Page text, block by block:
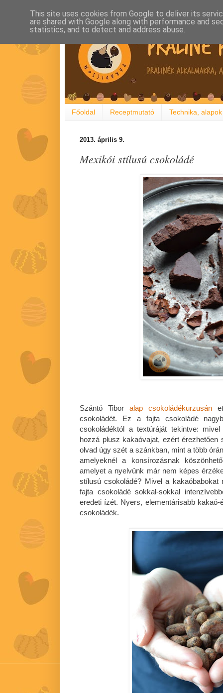
Főoldal Receptmutató Technika, alapok
2013. április 9.
Mexikói stílusú csokoládé
Szántó Tibor alap csokoládékurzusán
csokoládét. Ez a fajta csokoládé
csokoládéktól a textúráját tekintve:
hozzá plusz kakaóvajat, ezért érezhetően
olvad úgy szét a szánkban, mint a több
amelyeknél a konsírozásnak
amelyet a nyelvünk már nem képes
stílusú csokoládé? Mivel a
fajta csokoládé sokkal-sokkal
eredeti ízét. Nyers, elementárisabb
csokoládék.
This site uses cookies from Google to deliver its
are shared with Google along with performance and
statistics, and to detect and address abuse.